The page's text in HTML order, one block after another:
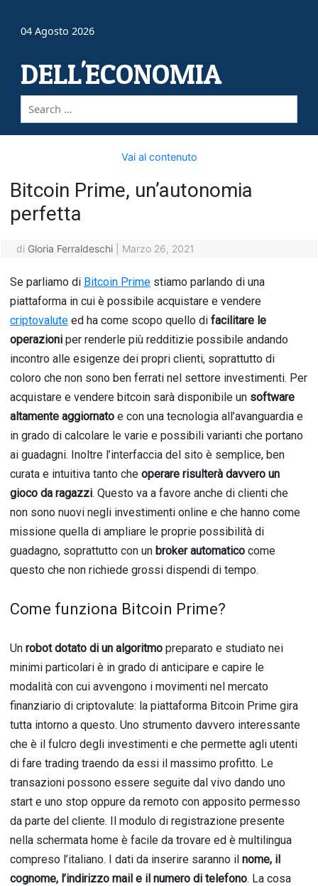
04 Agosto 2026
DELL'ECONOMIA
Vai al contenuto
Bitcoin Prime, un’autonomia
perfetta
di Gloria Ferraldeschi Marzo 26, 2021
Se parliamo di Bitcoin Prime stiamo parlando di una
piattaforma in cui è possibile acquistare e vendere
criptovalute ed ha come scopo quello di facilitare le
operazioni per renderle più redditizie possibile andando
incontro alle esigenze dei propri clienti, soprattutto di
coloro che non sono ben ferrati nel settore investimenti. Per
acquistare e vendere bitcoin sarà disponibile un software
altamente aggiornato e con una tecnologia all’avanguardia e
in grado di calcolare le varie e possibili varianti che portano
ai guadagni. Inoltre l’interfaccia del sito è semplice, ben
curata e intuitiva tanto che operare risulterà davvero un
gioco da ragazzi. Questo va a favore anche di clienti che
non sono nuovi negli investimenti online e che hanno come
missione quella di ampliare le proprie possibilità di
guadagno, soprattutto con un broker automatico come
questo che non richiede grossi dispendi di tempo.
Come funziona Bitcoin Prime?
Un robot dotato di un algoritmo preparato e studiato nei
minimi particolari è in grado di anticipare e capire le
modalità con cui avvengono i movimenti nel mercato
finanziario di criptovalute: la piattaforma Bitcoin Prime gira
tutta intorno a questo. Uno strumento davvero interessante
che è il fulcro degli investimenti e che permette agli utenti
di fare trading traendo da essi il massimo profitto. Le
transazioni possono essere seguite dal vivo dando uno
start e uno stop oppure da remoto con apposito permesso
da parte del cliente. Il modulo di registrazione presente
nella schermata home è facile da trovare ed è multilingua
compreso l’italiano. I dati da inserire saranno il nome, il
cognome, l’indirizzo mail e il numero di telefono. La cosa